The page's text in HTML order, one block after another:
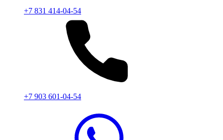
+7 831 414-04-54
+7 903 601-04-54